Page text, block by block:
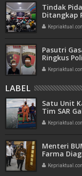
Tindak
Ditangkap
Pasutri
Ringkus
LABEL
Satu Unit
Tim SAR
Pencarian
Menteri
Farma